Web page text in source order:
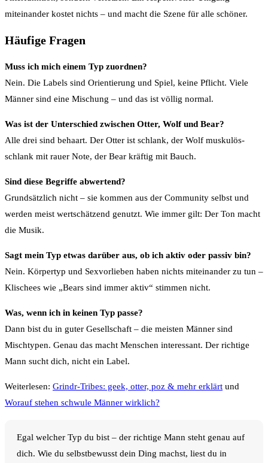
miteinander kostet nichts – und macht die Szene für alle schöner.
Häufige Fragen
Muss ich mich einem Typ zuordnen?
Nein. Die Labels sind Orientierung und Spiel, keine Pflicht. Viele
Männer sind eine Mischung – und das ist völlig normal.
Was ist der Unterschied zwischen Otter, Wolf und Bear?
Alle drei sind behaart. Der Otter ist schlank, der Wolf muskulös-
schlank mit rauer Note, der Bear kräftig mit Bauch.
Sind diese Begriffe abwertend?
Grundsätzlich nicht – sie kommen aus der Community selbst und
werden meist wertschätzend genutzt. Wie immer gilt: Der Ton macht
die Musik.
Sagt mein Typ etwas darüber aus, ob ich aktiv oder passiv bin?
Nein. Körpertyp und Sexvorlieben haben nichts miteinander zu tun –
Klischees wie „Bears sind immer aktiv“ stimmen nicht.
Was, wenn ich in keinen Typ passe?
Dann bist du in guter Gesellschaft – die meisten Männer sind
Mischtypen. Genau das macht Menschen interessant. Der richtige
Mann sucht dich, nicht ein Label.
Weiterlesen: Grindr-Tribes: geek, otter, poz & mehr erklärt und
Worauf stehen schwule Männer wirklich?
Egal welcher Typ du bist – der richtige Mann steht genau auf
dich. Wie du selbstbewusst dein Ding machst, liest du in